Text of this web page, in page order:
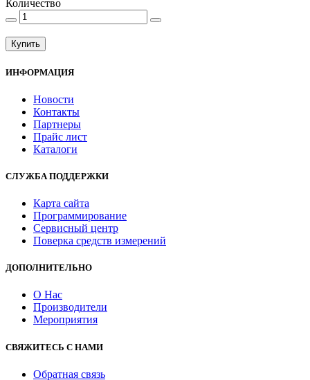
Количество
Купить
ИНФОРМАЦИЯ
Новости
Контакты
Партнеры
Прайс лист
Каталоги
СЛУЖБА ПОДДЕРЖКИ
Карта сайта
Программирование
Сервисный центр
Поверка средств измерений
ДОПОЛНИТЕЛЬНО
О Нас
Производители
Мероприятия
СВЯЖИТЕСЬ С НАМИ
Обратная связь